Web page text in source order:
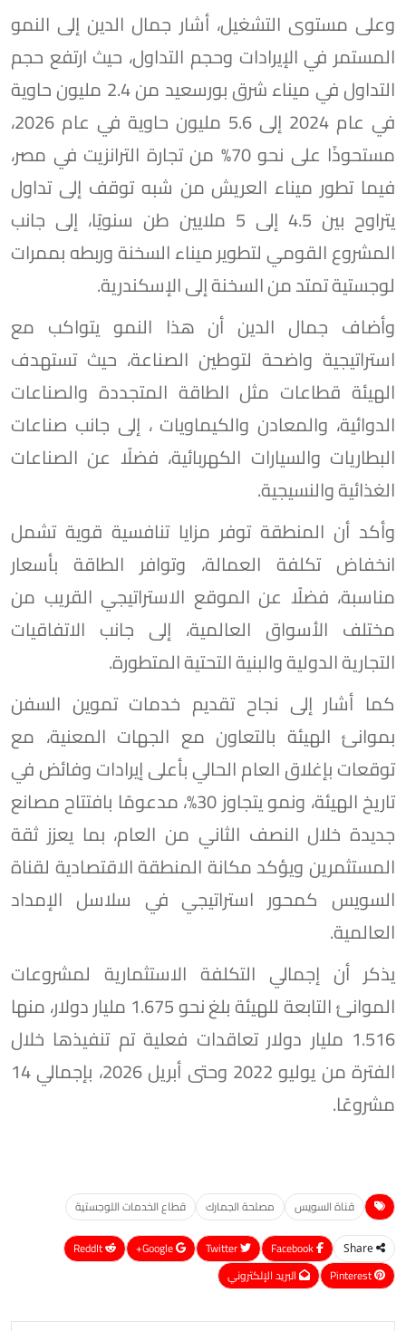
وعلى مستوى التشغيل، أشار جمال الدين إلى النمو
المستمر في الإيرادات وحجم التداول، حيث ارتفع حجم
التداول في ميناء شرق بورسعيد من 2.4 مليون حاوية
في عام 2024 إلى 5.6 مليون حاوية في عام 2026،
مستحوذًا على نحو 70% من تجارة الترانزيت في مصر،
فيما تطور ميناء العريش من شبه توقف إلى تداول
يتراوح بين 4.5 إلى 5 ملايين طن سنويًا، إلى جانب
المشروع القومي لتطوير ميناء السخنة وربطه بممرات
لوجستية تمتد من السخنة إلى الإسكندرية.
وأضاف جمال الدين أن هذا النمو يتواكب مع
استراتيجية واضحة لتوطين الصناعة، حيث تستهدف
الهيئة قطاعات مثل الطاقة المتجددة والصناعات
الدوائية، والمعادن والكيماويات ، إلى جانب صناعات
البطاريات والسيارات الكهربائية، فضلًا عن الصناعات
الغذائية والنسيجية.
وأكد أن المنطقة توفر مزايا تنافسية قوية تشمل
انخفاض تكلفة العمالة، وتوافر الطاقة بأسعار
مناسبة، فضلًا عن الموقع الاستراتيجي القريب من
مختلف الأسواق العالمية، إلى جانب الاتفاقيات
التجارية الدولية والبنية التحتية المتطورة.
كما أشار إلى نجاح تقديم خدمات تموين السفن
بموانئ الهيئة بالتعاون مع الجهات المعنية، مع
توقعات بإغلاق العام الحالي بأعلى إيرادات وفائض في
تاريخ الهيئة، ونمو يتجاوز 30%، مدعومًا بافتتاح مصانع
جديدة خلال النصف الثاني من العام، بما يعزز ثقة
المستثمرين ويؤكد مكانة المنطقة الاقتصادية لقناة
السويس كمحور استراتيجي في سلاسل الإمداد
العالمية.
يذكر أن إجمالي التكلفة الاستثمارية لمشروعات
الموانئ التابعة للهيئة بلغ نحو 1.675 مليار دولار، منها
1.516 مليار دولار تعاقدات فعلية تم تنفيذها خلال
الفترة من يوليو 2022 وحتى أبريل 2026، بإجمالي 14
مشروعًا.
قناة السويس مصلحة الجمارك قطاع الخدمات اللوجستية
Share
Google+
ReddIt
Pinterest
البريد الإلكتروني